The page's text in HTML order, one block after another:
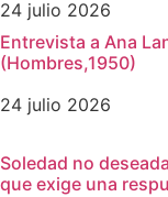
24 julio 2026
Entrevista a Ana
(Hombres,1950)
24 julio 2026
Soledad no
que exige una